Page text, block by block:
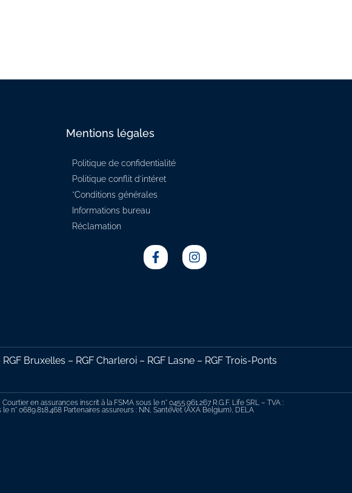
Mentions légales
Politique de confidentialité
Politique conflit d'intéret
*Conditions générales
Informations bureau
Réclamation
Bruxelles – RGF Charleroi – RGF Lasne – RGF Trois-Ponts
en assurances inscrit à la FSMA sous le n° 0455.961.267 R.G.F. Life SRL – TVA :
n° 0689.818.468 Partenaires assureurs : NN, SantéVet (AXA Belgium), DELA